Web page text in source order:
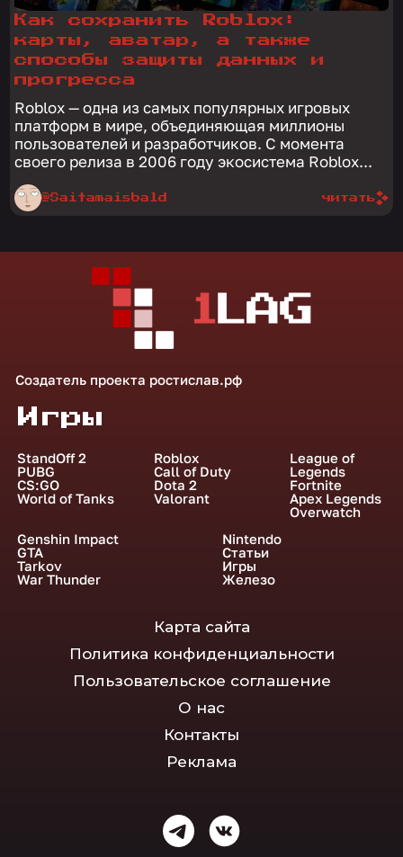
Как сохранить Roblox:
карты, аватар, а также
способы защиты данных и
прогресса
Roblox — одна из самых популярных игровых
платформ в мире, объединяющая миллионы
пользователей и разработчиков. С момента
своего релиза в 2006 году экосистема Roblox...
@Saitamaisbald читать
Создатель проекта ростислав.рф
Игры
StandOff 2
PUBG
CS:GO
World of Tanks
Roblox
Call of Duty
Dota 2
Valorant
League of
Legends
Fortnite
Apex Legends
Overwatch
Genshin Impact
GTA
Tarkov
War Thunder
Nintendo
Статьи
Игры
Железо
Карта сайта
Политика конфиденциальности
Пользовательское соглашение
О нас
Контакты
Реклама